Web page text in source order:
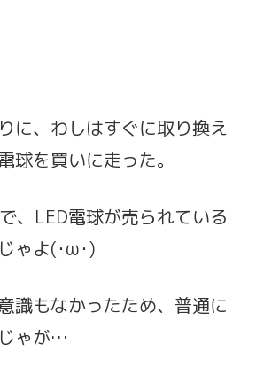
に、わしはすぐに取り換え
球を買いに走った。
で、LED電球が売られている
ゃよ(･ω･)
識もなかったため、普通に
ゃが…